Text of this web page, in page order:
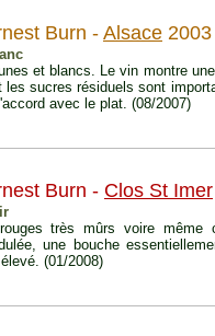
Burn - Alsace 2003
et blancs. Le vin montre
les sucres résiduels sont
avec le plat. (08/2007)
Burn - Clos St Imer
très mûrs voire même
une bouche
(01/2008)